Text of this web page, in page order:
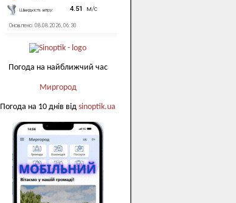
Погода на найближчий час
Миргород
Погода на 10 днів від sinoptik.ua